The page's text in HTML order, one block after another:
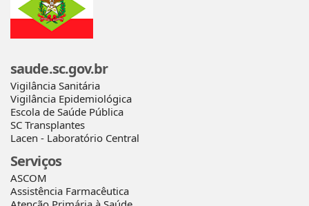
saude.sc.gov.br
Vigilância Sanitária
Vigilância Epidemiológica
Escola de Saúde Pública
SC Transplantes
Lacen - Laboratório Central
Serviços
ASCOM
Assistência Farmacêutica